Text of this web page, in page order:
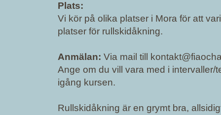
Plats:
Vi kör på olika platser i Mora för att
platser för rullskidåkning.
Anmälan: Via mail till
Ange om du vill vara med i
igång kursen.
Rullskidåkning är en grymt bra,